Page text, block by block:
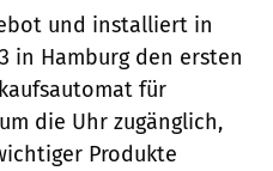
und installiert in
in Hamburg den ersten
für
die Uhr zugänglich,
Produkte